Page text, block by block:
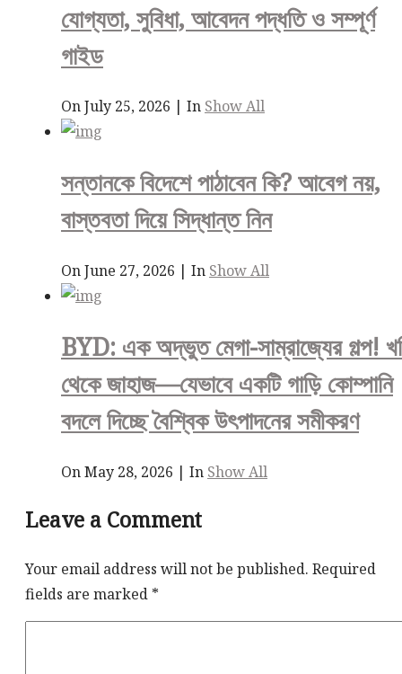
যোগ্যতা, সুবিধা, আবেদন পদ্ধতি ও সম্পূর্ণ
গাইড
On July 25, 2026 | In Show All
সন্তানকে বিদেশে পাঠাবেন কি? আবেগ নয়,
বাস্তবতা দিয়ে সিদ্ধান্ত নিন
On June 27, 2026 | In Show All
BYD: এক অদ্ভুত মেগা-সাম্রাজ্যের গল্প!
থেকে জাহাজ—যেভাবে একটি গাড়ি কোম্পানি
বদলে দিচ্ছে বৈশ্বিক উৎপাদনের সমীকরণ
On May 28, 2026 | In Show All
Leave a Comment
Your email address will not be published. Required
fields are marked *